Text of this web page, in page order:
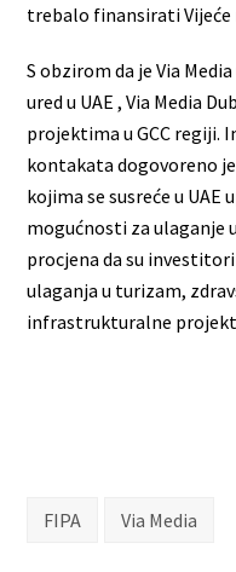
trebalo finansirati Vijeće
S obzirom da je Via
ured u UAE , Via Media
projektima u GCC regiji.
kontakata dogovoreno
kojima se susreće u
mogućnosti za ulaganje
procjena da su
ulaganja u turizam,
infrastrukturalne
FIPA Via Media